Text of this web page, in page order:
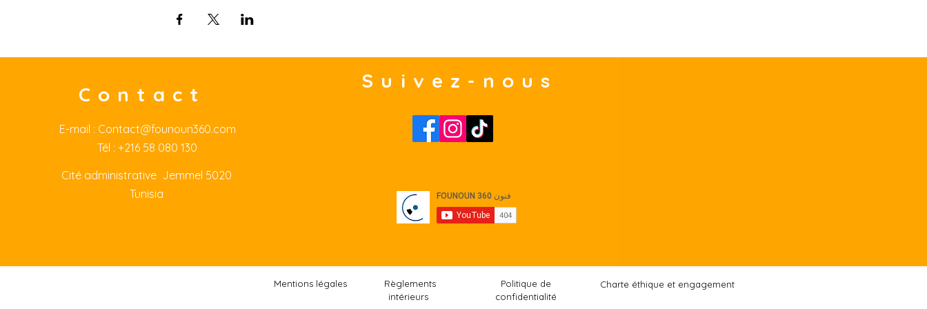
Contact
E-mail : Contact@founoun360.com
Tél : +216 58 080 130
Cité administrative Jemmel 5020
Tunisia
Suivez-nous
Mentions légales
Règlements
intérieurs
Politique de
confidentialité
Charte éthique et engagement